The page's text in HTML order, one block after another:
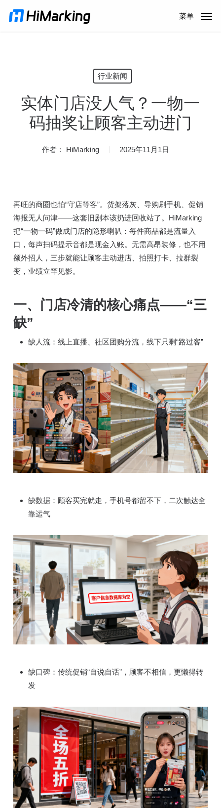
菜单
行业新闻
实体门店没人气？一物一
码抽奖让顾客主动进门
作者： HiMarking 2025年11月1日
再旺的商圈也怕“守店等客”。货架落灰、导购刷手机、促销
海报无人问津——这套旧剧本该扔进回收站了。HiMarking
把“一物一码”做成门店的隐形喇叭：每件商品都是流量入
口，每声扫码提示音都是现金入账。无需高昂装修，也不用
额外招人，三步就能让顾客主动进店、拍照打卡、拉群裂
变，业绩立竿见影。
一、门店冷清的核心痛点——“三
缺”
缺人流：线上直播、社区团购分流，线下只剩“路过客”
缺数据：顾客买完就走，手机号都留不下，二次触达全
靠运气
缺口碑：传统促销“自说自话”，顾客不相信，更懒得转
发